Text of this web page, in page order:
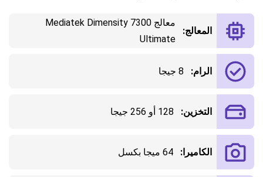
المعالج:
معالج Mediatek Dimensity 7300
Ultimate
الرام: 8 جيجا
التخزين: 128 أو 256 جيجا
الكاميرا: 64 ميجا بكسل